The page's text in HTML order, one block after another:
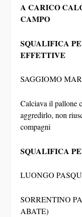
A CARICO
CAMPO
SQUALIFICA
EFFETTIVE
SAGGIOMO
Calciava il pallone
aggredirlo, non
compagni
SQUALIFICA
LUONGO
SORRENTINO
ABATE)